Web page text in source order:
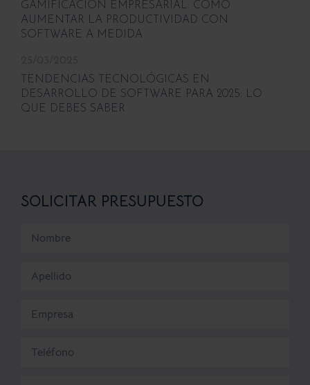
GAMIFICACIÓN EMPRESARIAL: CÓMO
AUMENTAR LA PRODUCTIVIDAD CON
SOFTWARE A MEDIDA
TENDENCIAS TECNOLÓGICAS EN
DESARROLLO DE SOFTWARE PARA 2025: LO
QUE DEBES SABER
SOLICITAR PRESUPUESTO